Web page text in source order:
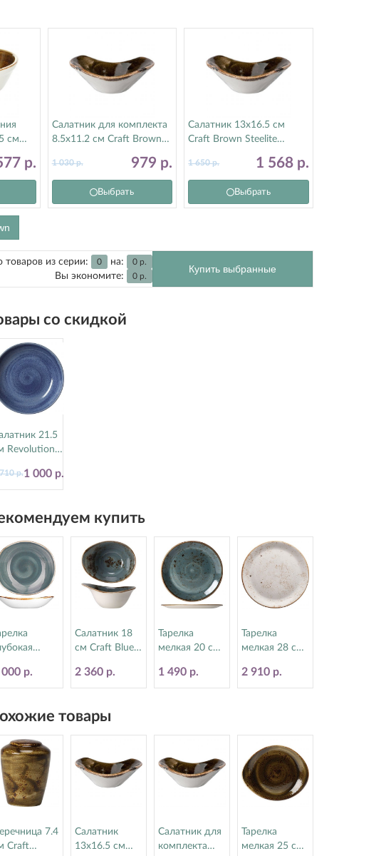
см
р.
Салатник для комплекта
8.5х11.2 см Craft Brown
11320583
979 р.
1 030р.
Выбрать
Салатник 13х16.5 см
Craft Brown Steelite
1 568 р.
1 650р.
Выбрать
товаров из серии: 0 на: 0 р.
Вы экономите: 0 р.
Купить выбранные
со скидкой
21.5
Revolution
1 000 р.
р.
купить
Blue
р.
Салатник 18
см Craft Blue
(Стилайт)
11300524
2 360 р.
Тарелка
мелкая 20 см
Steelite
(Стилайт)
1 490 р.
Тарелка
мелкая 28 см
Steelite
(Стилайт)
2 910 р.
товары
7.4
Craft
Салатник
13х16.5 см
Салатник для
комплекта
Тарелка
мелкая 25 см